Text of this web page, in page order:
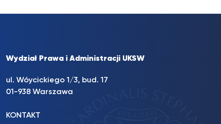
Wydział Prawa i Administracji UKSW
ul. Wóycickiego 1/3, bud. 17
01-938 Warszawa
KONTAKT